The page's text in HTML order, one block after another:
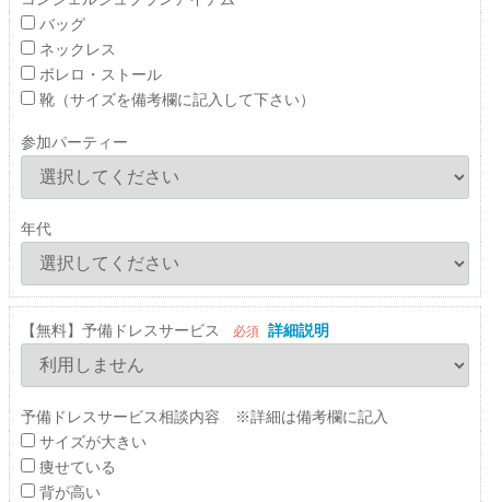
バッグ
ネックレス
ボレロ・ストール
靴（サイズを備考欄に記入して下さい）
参加パーティー
年代
【無料】予備ドレスサービス 必須 詳細説明
予備ドレスサービス相談内容 ※詳細は備考欄に記入
サイズが大きい
痩せている
背が高い